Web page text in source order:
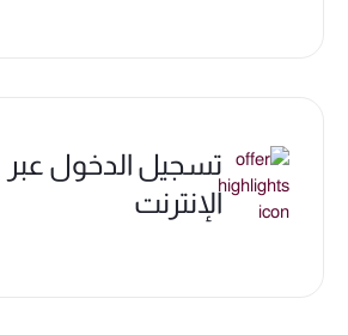
تسجيل الدخول عبر
الإنترنت